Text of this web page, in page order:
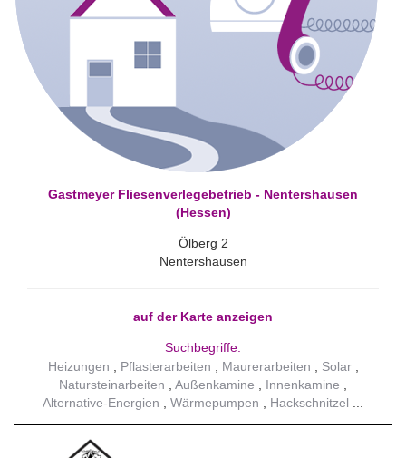
Gastmeyer Fliesenverlegebetrieb - Nentershausen
(Hessen)
Ölberg 2
Nentershausen
auf der Karte anzeigen
Suchbegriffe:
Heizungen
Pflasterarbeiten Maurerarbeiten
Solar
Natursteinarbeiten
Außenkamine
Innenkamine
Alternative-Energien
Wärmepumpen Hackschnitzel